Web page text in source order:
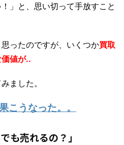
」と、思い切って手放すこと
ったのですが、いくつか買取
値が..
ました。
こうなった。。
も売れるの？」